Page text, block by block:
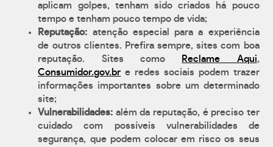
aplicam golpes, tenham sido criados há pouco
tempo e tenham pouco tempo de vida;
Reputação: atenção especial para a experiência
de outros clientes. Prefira sempre, sites com boa
reputação. Sites como
Reclame Aqui,
Consumidor.gov.br e redes sociais podem trazer
informações importantes sobre um determinado
site;
Vulnerabilidades: além da reputação, é preciso ter
cuidado com possíveis vulnerabilidades de
segurança, que podem colocar em risco os seus